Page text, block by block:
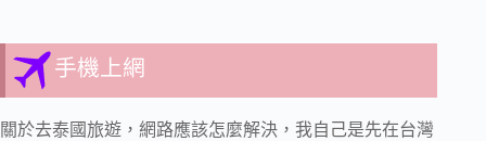
手機上網
關於去泰國旅遊，網路應該怎麼解決，我自己是先在台灣